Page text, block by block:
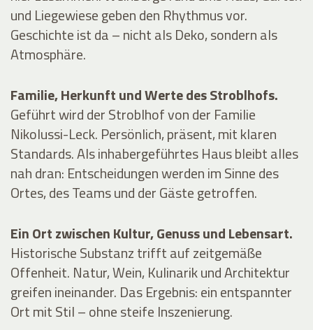
und Liegewiese geben den Rhythmus vor.
Geschichte ist da – nicht als Deko, sondern als
Atmosphäre.
Familie, Herkunft und Werte des Stroblhofs.
Geführt wird der Stroblhof von der Familie
Nikolussi-Leck. Persönlich, präsent, mit klaren
Standards. Als inhabergeführtes Haus bleibt alles
nah dran: Entscheidungen werden im Sinne des
Ortes, des Teams und der Gäste getroffen.
Ein Ort zwischen Kultur, Genuss und Lebensart.
Historische Substanz trifft auf zeitgemäße
Offenheit. Natur, Wein, Kulinarik und Architektur
greifen ineinander. Das Ergebnis: ein entspannter
Ort mit Stil – ohne steife Inszenierung.